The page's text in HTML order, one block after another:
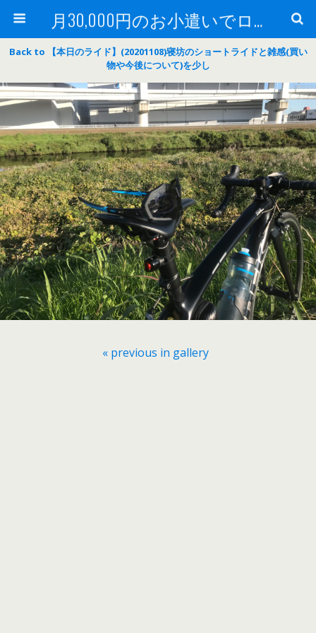
月30,000円のお小遣いでロードバイク
Back to 【本日のライド】(20201108)寝坊のショートライドと雑感(買い
物や今後について)を少し
« previous in gallery